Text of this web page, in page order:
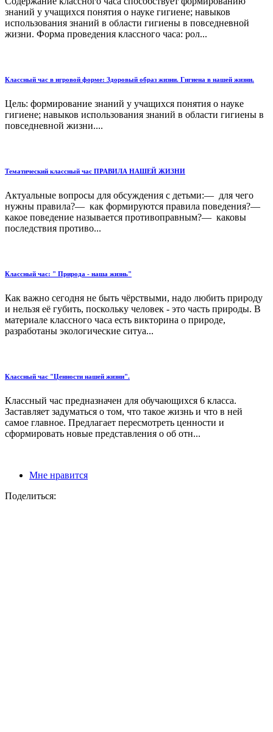
знаний у учащихся понятия о науке гигиене; навыков
использования знаний в области гигиены в повседневной
жизни. Форма проведения классного часа: рол...
Классный час в игровой форме: Здоровый образ жизни. Гигиена в нашей жизни.
Цель: формирование знаний у учащихся понятия о науке
гигиене; навыков использования знаний в области гигиены в
повседневной жизни....
Тематический классный час ПРАВИЛА НАШЕЙ ЖИЗНИ
Актуальные вопросы для обсуждения с детьми:— для чего
нужны правила?— как формируются правила поведения?—
какое поведение называется противоправным?— каковы
последствия противо...
Классный час: " Природа - наша жизнь"
Как важно сегодня не быть чёрствыми, надо любить природу
и нельзя её губить, поскольку человек - это часть природы. В
материале классного часа есть викторина о природе,
разработаны экологические ситуа...
Классный час "Ценности нашей жизни".
Классный час предназначен для обучающихся 6 класса.
Заставляет задуматься о том, что такое жизнь и что в ней
самое главное. Предлагает пересмотреть ценности и
сформировать новые представления о об отн...
Мне нравится
Поделиться: